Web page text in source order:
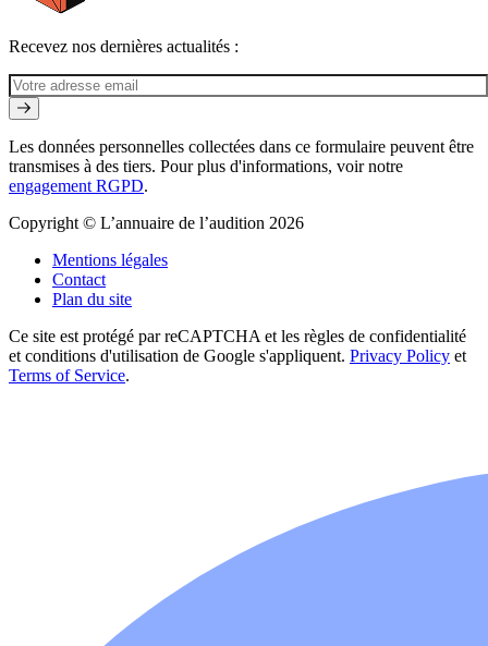
Recevez nos dernières actualités :
Les données personnelles collectées dans ce formulaire peuvent être
transmises à des tiers. Pour plus d'informations, voir notre
engagement RGPD.
Copyright © L’annuaire de l’audition 2026
Mentions légales
Contact
Plan du site
Ce site est protégé par reCAPTCHA et les règles de confidentialité
et conditions d'utilisation de Google s'appliquent. Privacy Policy et
Terms of Service.